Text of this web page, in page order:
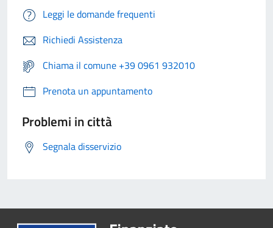
Leggi le domande frequenti
Richiedi Assistenza
Chiama il comune +39 0961 932010
Prenota un appuntamento
Problemi in città
Segnala disservizio